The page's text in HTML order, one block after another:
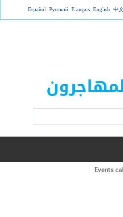
Jump to 中
English
Français
Русский
Español
Events